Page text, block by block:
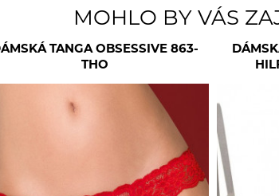
MOHLO BY VÁS
TANGA OBSESSIVE 863-
THO